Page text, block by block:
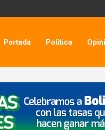
Portada Política